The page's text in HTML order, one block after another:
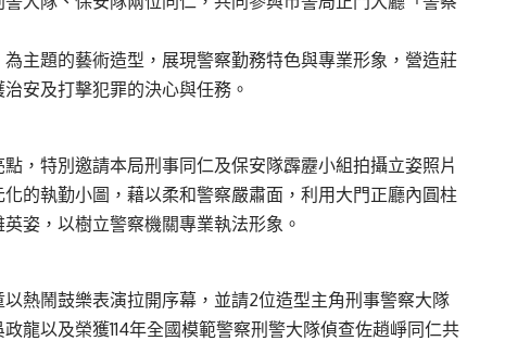
主題的藝術造型，展現警察勤務特色與專業形象，營造莊
安及打擊犯罪的決心與任務。
，特別邀請本局刑事同仁及保安隊霹靂小組拍攝立姿照片
的執勤小圖，藉以柔和警察嚴肅面，利用大門正廳內圓柱
姿，以樹立警察機關專業執法形象。
熱鬧鼓樂表演拉開序幕，並請2位造型主角刑事警察大隊
龍以及榮獲114年全國模範警察刑警大隊偵查佐趙崢同仁共